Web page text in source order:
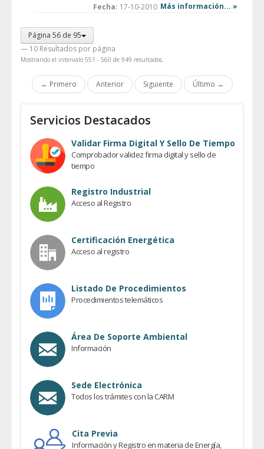
Fecha: 17-10-2010 Más información... »
Página 56 de 95
— 10 Resultados por página
Mostrando el intervalo 551 - 560 de 949 resultados.
← Primero Anterior Siguiente Último →
Servicios Destacados
Validar Firma Digital Y Sello De Tiempo
Comprobador validez firma digital y sello de
tiempo
Registro Industrial
Acceso al Registro
Certificación Energética
Acceso al registro
Listado De Procedimientos
Procedimientos telemáticos
Área De Soporte Ambiental
Información
Sede Electrónica
Todos los trámites con la CARM
Cita Previa
Información y Registro en materia de Energía,